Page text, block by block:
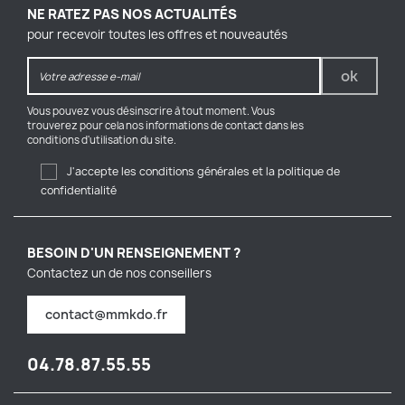
NE RATEZ PAS NOS ACTUALITÉS
pour recevoir toutes les offres et nouveautés
Vous pouvez vous désinscrire à tout moment. Vous
trouverez pour cela nos informations de contact dans les
conditions d'utilisation du site.
J'accepte les conditions générales et la politique de
confidentialité
BESOIN D'UN RENSEIGNEMENT ?
Contactez un de nos conseillers
contact@mmkdo.fr
04.78.87.55.55